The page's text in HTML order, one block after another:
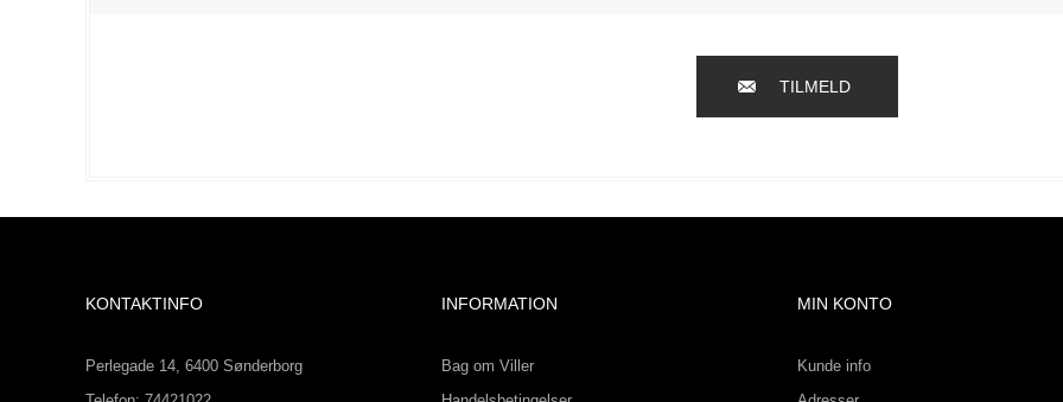
TILMELD
KONTAKTINFO
Perlegade 14, 6400 Sønderborg
INFORMATION
Bag om Viller
MIN KONTO
Kunde info